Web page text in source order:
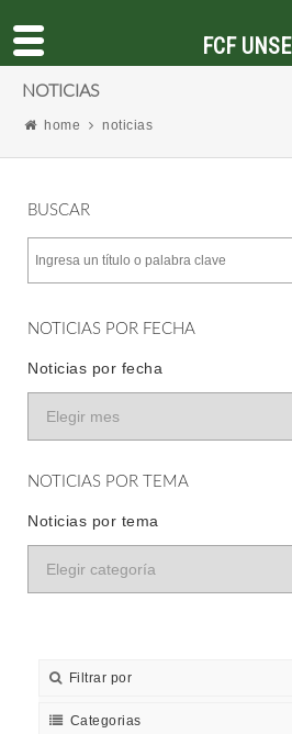
NOTICIAS
home noticias
BUSCAR
NOTICIAS POR FECHA
Noticias por fecha
NOTICIAS POR TEMA
Noticias por tema
Filtrar por
Categorias
FCF UNSE